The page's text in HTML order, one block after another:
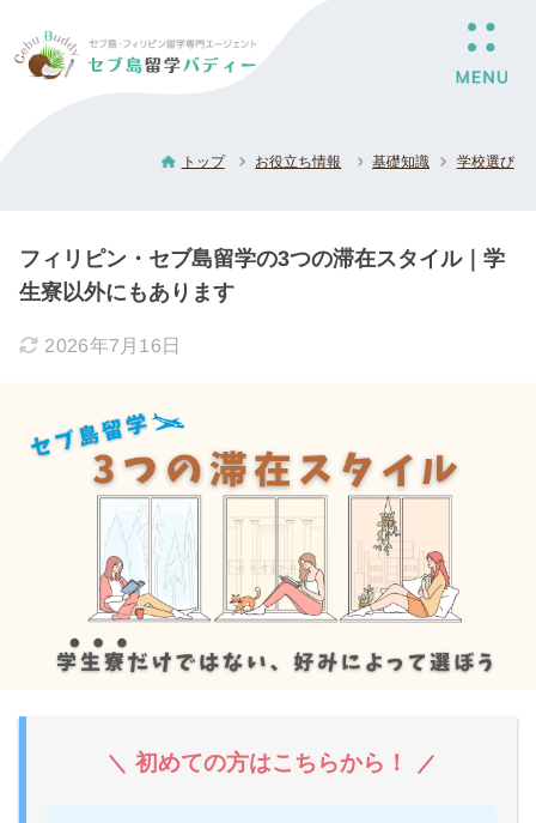
トップ お役立ち情報 基礎知識 学校選び
フィリピン・セブ島留学の3つの滞在スタイル｜学
生寮以外にもあります
2026年7月16日
初めての方はこちらから！